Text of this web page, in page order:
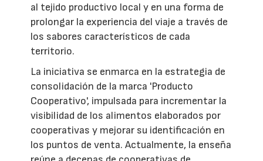
al tejido productivo local y en una forma de
prolongar la experiencia del viaje a través de
los sabores característicos de cada
territorio.
La iniciativa se enmarca en la estrategia de
consolidación de la marca 'Producto
Cooperativo', impulsada para incrementar la
visibilidad de los alimentos elaborados por
cooperativas y mejorar su identificación en
los puntos de venta. Actualmente, la enseña